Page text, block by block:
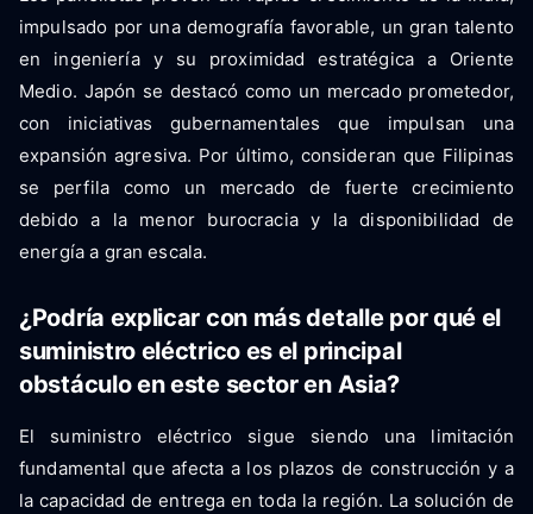
impulsado por una demografía favorable, un gran talento
en ingeniería y su proximidad estratégica a Oriente
Medio. Japón se destacó como un mercado prometedor,
con iniciativas gubernamentales que impulsan una
expansión agresiva. Por último, consideran que Filipinas
se perfila como un mercado de fuerte crecimiento
debido a la menor burocracia y la disponibilidad de
energía a gran escala.
¿Podría explicar con más detalle por qué el
suministro eléctrico es el principal
obstáculo en este sector en Asia?
El suministro eléctrico sigue siendo una limitación
fundamental que afecta a los plazos de construcción y a
la capacidad de entrega en toda la región. La solución de